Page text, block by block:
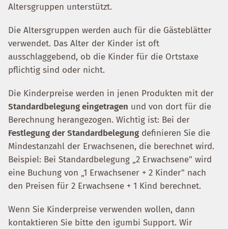
Altersgruppen unterstützt.
Die Altersgruppen werden auch für die Gästeblätter
verwendet. Das Alter der Kinder ist oft
ausschlaggebend, ob die Kinder für die Ortstaxe
pflichtig sind oder nicht.
Die Kinderpreise werden in jenen Produkten mit der
Standardbelegung eingetragen und von dort für die
Berechnung herangezogen. Wichtig ist: Bei der
Festlegung der Standardbelegung definieren Sie die
Mindestanzahl der Erwachsenen, die berechnet wird.
Beispiel: Bei Standardbelegung „2 Erwachsene" wird
eine Buchung von „1 Erwachsener + 2 Kinder" nach
den Preisen für 2 Erwachsene + 1 Kind berechnet.
Wenn Sie Kinderpreise verwenden wollen, dann
kontaktieren Sie bitte den igumbi Support. Wir